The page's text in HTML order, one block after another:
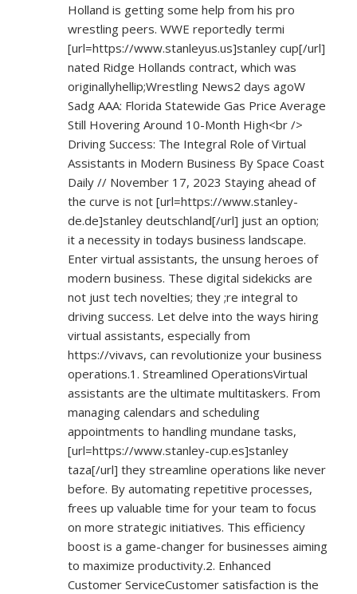
Holland is getting some help from his pro
wrestling peers. WWE reportedly termi
[url=https://www.stanleyus.us]stanley cup[/url]
nated Ridge Hollands contract, which was
originallyhellip;Wrestling News2 days agoW
Sadg AAA: Florida Statewide Gas Price Average
Still Hovering Around 10-Month High<br />
Driving Success: The Integral Role of Virtual
Assistants in Modern Business By Space Coast
Daily // November 17, 2023 Staying ahead of
the curve is not [url=https://www.stanley-
de.de]stanley deutschland[/url] just an option;
it a necessity in todays business landscape.
Enter virtual assistants, the unsung heroes of
modern business. These digital sidekicks are
not just tech novelties; they ;re integral to
driving success. Let delve into the ways hiring
virtual assistants, especially from
https://vivavs, can revolutionize your business
operations.1. Streamlined OperationsVirtual
assistants are the ultimate multitaskers. From
managing calendars and scheduling
appointments to handling mundane tasks,
[url=https://www.stanley-cup.es]stanley
taza[/url] they streamline operations like never
before. By automating repetitive processes,
frees up valuable time for your team to focus
on more strategic initiatives. This efficiency
boost is a game-changer for businesses aiming
to maximize productivity.2. Enhanced
Customer ServiceCustomer satisfaction is the